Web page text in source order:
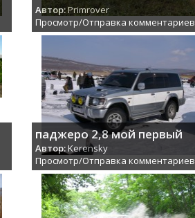
Автор:Primrover
Просмотр/Отправка комментариев
паджеро 2,8 мой первый
Автор:Kerensky
Просмотр/Отправка комментариев